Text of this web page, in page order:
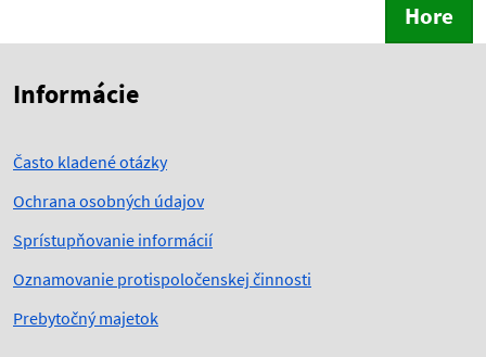
Hore
Informácie
Často kladené otázky
Ochrana osobných údajov
Sprístupňovanie informácií
Oznamovanie protispoločenskej činnosti
Prebytočný majetok